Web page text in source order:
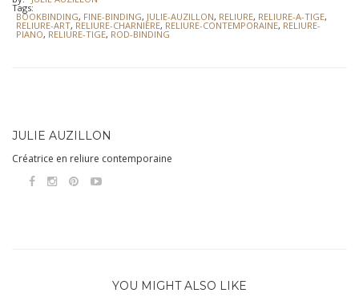
Tags:
BOOKBINDING, FINE-BINDING, JULIE-AUZILLON, RELIURE, RELIURE-A-TIGE,
RELIURE-ART, RELIURE-CHARNIERE, RELIURE-CONTEMPORAINE, RELIURE-
PIANO, RELIURE-TIGE, ROD-BINDING
JULIE AUZILLON
Créatrice en reliure contemporaine
YOU MIGHT ALSO LIKE